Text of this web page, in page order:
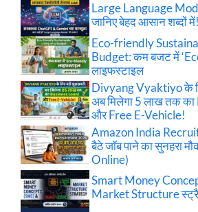
Large Language
जानिए बेहद आसान शब्दों में!
Eco-friendly
Budget: कम बजट में
लाइफस्टाइल
Divyang Vyaktiyo के
अब मिलेगा 5 लाख तक
और Free E-Vehicle!
Amazon India
बैठे जॉब पाने का सुनहरा
Online)
Smart Money
Market Structure